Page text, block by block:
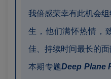
我倍感荣幸有此机会
生，他们满怀热情，
佳、持续时间最长的
本期专题Deep Plane